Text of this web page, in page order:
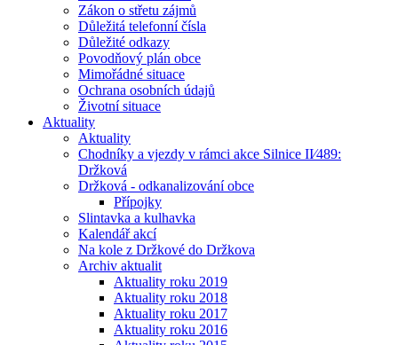
Zákon o střetu zájmů
Důležitá telefonní čísla
Důležité odkazy
Povodňový plán obce
Mimořádné situace
Ochrana osobních údajů
Životní situace
Aktuality
Aktuality
Chodníky a vjezdy v rámci akce Silnice II⁄489:
Držková
Držková - odkanalizování obce
Přípojky
Slintavka a kulhavka
Kalendář akcí
Na kole z Držkové do Držkova
Archiv aktualit
Aktuality roku 2019
Aktuality roku 2018
Aktuality roku 2017
Aktuality roku 2016